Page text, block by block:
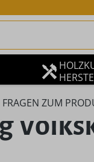
FRAGEN ZUM